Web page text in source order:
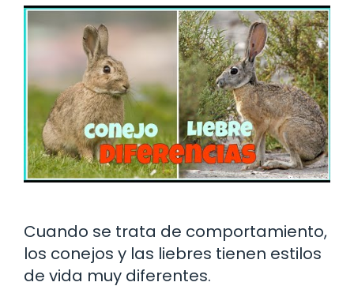
Cuando se trata de comportamiento,
los conejos y las liebres tienen estilos
de vida muy diferentes.